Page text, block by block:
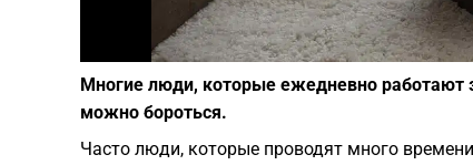
Многие люди, которые ежедневно работают
можно бороться.
Часто люди, которые проводят много